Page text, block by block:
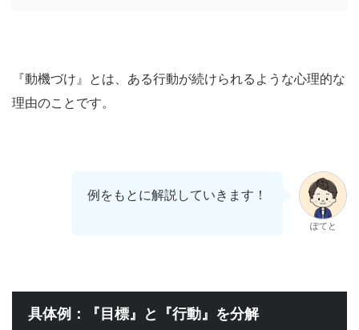
『動機づけ』とは、ある行動が続けられるような心理的な
理由のことです。
例をもとに解説していきます！
ぽてと
具体例：『目標』と『行動』を分解